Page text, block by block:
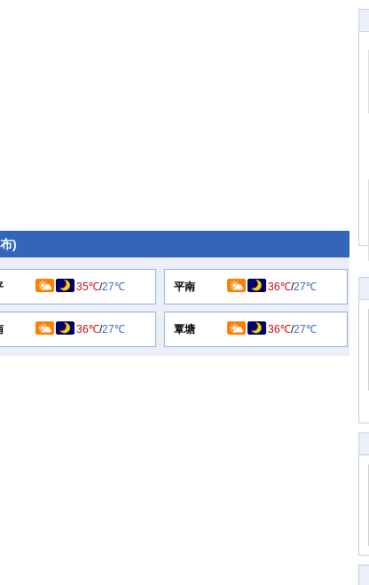
)
35℃/27℃ 平南 36℃/27℃
36℃/27℃ 覃塘 36℃/27℃